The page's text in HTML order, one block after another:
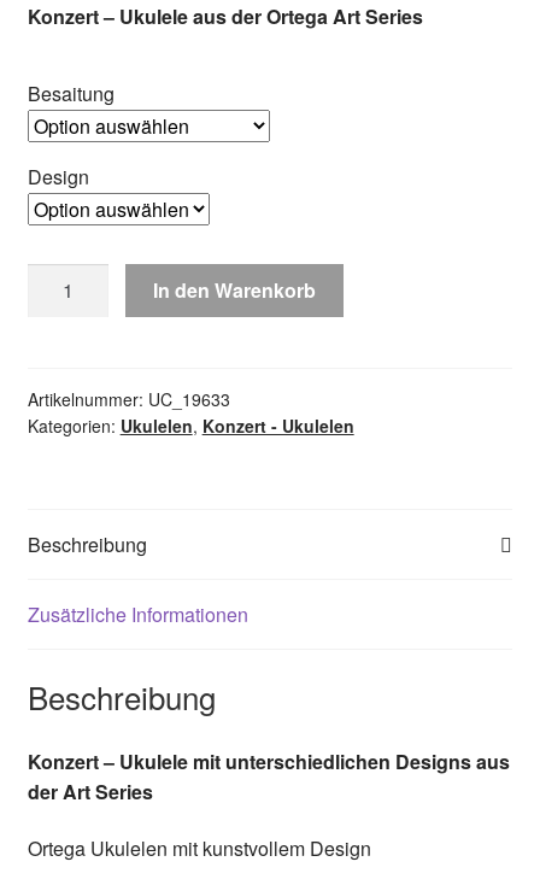
Konzert – Ukulele aus der Ortega Art Series
Besaitung
Design
verschiedene
Designs
In den Warenkorb
Artikelnummer: UC_19633
Kategorien: Ukulelen, Konzert - Ukulelen
Beschreibung
Zusätzliche Informationen
Beschreibung
Konzert – Ukulele mit unterschiedlichen Designs aus
der Art Series
Ortega Ukulelen mit kunstvollem Design